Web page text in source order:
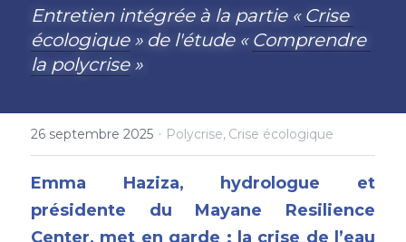
Entretien intégrée à la partie « Crise
écologique » de l'étude « Comprendre
la polycrise »
26 septembre 2025 · Polycrise, Crise écologique
Emma Haziza, hydrologue et
présidente du Mayane Resilience
Center, met en garde : la crise de l’eau